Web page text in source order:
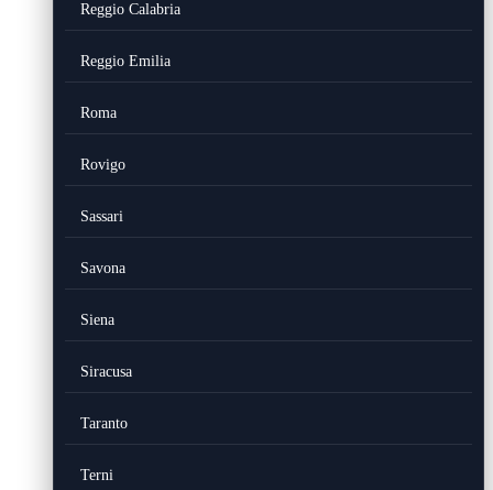
Reggio Calabria
Reggio Emilia
Roma
Rovigo
Sassari
Savona
Siena
Siracusa
Taranto
Terni